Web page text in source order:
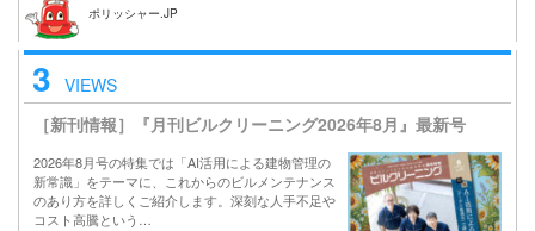
ポリッシャー.JP
3 VIEWS
［新刊情報］『月刊ビルクリーニング2026年8月』最新号
2026年8月号の特集では「AI活用による建物管理の
新常識」をテーマに、これからのビルメンテナンス
のあり方を詳しくご紹介します。深刻な人手不足や
コスト高騰という…